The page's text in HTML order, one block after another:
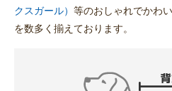
クスガール） 等のおしゃれでかわ
を数多く揃えております。